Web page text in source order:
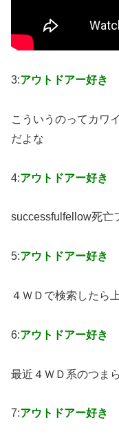
3:アウトドアー好き
こういうのってカワ
だよな
4:アウトドアー好き
successfulfellow死亡
5:アウトドアー好き
４ＷＤで検索したら
6:アウトドアー好き
最近４ＷＤ系のつま
7:アウトドアー好き